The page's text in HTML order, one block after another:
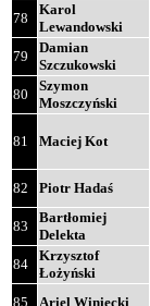
78
Karol
Lewandowski
79
Damian
Szczukowski
80
Szymon
Moszczyński
81 Maciej Kot
82
Piotr Hadaś
83
Bartłomiej
Delekta
84
Krzysztof
Łożyński
85 Ariel Winiecki